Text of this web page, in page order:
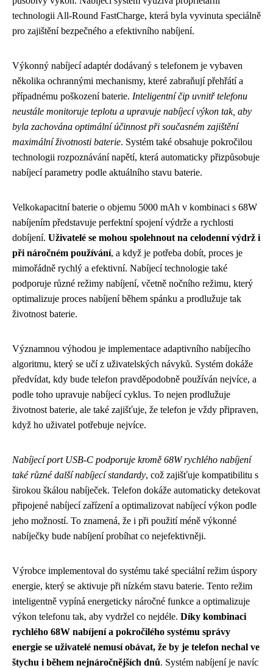
technologii All-Round FastCharge, která byla vyvinuta speciálně
pro zajištění bezpečného a efektivního nabíjení.
Výkonný nabíjecí adaptér dodávaný s telefonem je vybaven
několika ochrannými mechanismy, které zabraňují přehřátí a
případnému poškození baterie. Inteligentní čip uvnitř telefonu
neustále monitoruje teplotu a upravuje nabíjecí výkon tak, aby
byla zachována optimální účinnost při současném zajištění
maximální životnosti baterie. Systém také obsahuje pokročilou
technologii rozpoznávání napětí, která automaticky přizpůsobuje
nabíjecí parametry podle aktuálního stavu baterie.
Velkokapacitní baterie o objemu 5000 mAh v kombinaci s 68W
nabíjením představuje perfektní spojení výdrže a rychlosti
dobíjení. Uživatelé se mohou spolehnout na celodenní výdrž i
při náročném používání, a když je potřeba dobít, proces je
mimořádně rychlý a efektivní. Nabíjecí technologie také
podporuje různé režimy nabíjení, včetně nočního režimu, který
optimalizuje proces nabíjení během spánku a prodlužuje tak
životnost baterie.
Významnou výhodou je implementace adaptivního nabíjecího
algoritmu, který se učí z uživatelských návyků. Systém dokáže
předvídat, kdy bude telefon pravděpodobně používán nejvíce, a
podle toho upravuje nabíjecí cyklus. To nejen prodlužuje
životnost baterie, ale také zajišťuje, že telefon je vždy připraven,
když ho uživatel potřebuje nejvíce.
Nabíjecí port USB-C podporuje kromě 68W rychlého nabíjení
také různé další nabíjecí standardy, což zajišťuje kompatibilitu s
širokou škálou nabíječek. Telefon dokáže automaticky detekovat
připojené nabíjecí zařízení a optimalizovat nabíjecí výkon podle
jeho možností. To znamená, že i při použití méně výkonné
nabíječky bude nabíjení probíhat co nejefektivněji.
Výrobce implementoval do systému také speciální režim úspory
energie, který se aktivuje při nízkém stavu baterie. Tento režim
inteligentně vypíná energeticky náročné funkce a optimalizuje
výkon telefonu tak, aby vydržel co nejdéle. Díky kombinaci
rychlého 68W nabíjení a pokročilého systému správy
energie se uživatelé nemusí obávat, že by je telefon nechal ve
štychu i během nejnáročnějších dnů. Systém nabíjení je navíc